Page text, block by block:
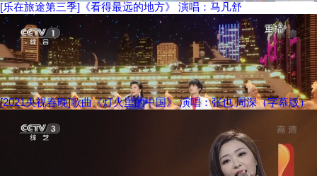
[乐在旅途第三季]《看得最远的地方》 演唱：马凡舒
[2021央视春晚]歌曲《灯火里的中国》 演唱：张也 周深（字幕版）